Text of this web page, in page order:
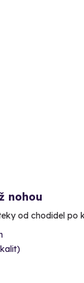
nohou
od chodidel po